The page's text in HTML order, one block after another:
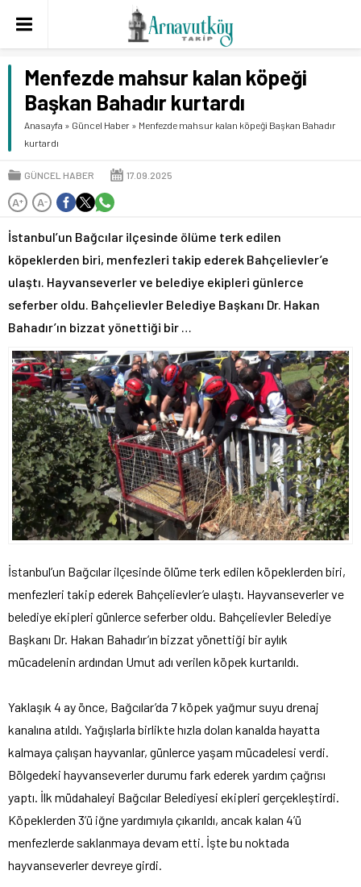
Menfezde mahsur kalan köpeği
Başkan Bahadır kurtardı
Anasayfa » Güncel Haber » Menfezde mahsur kalan köpeği Başkan Bahadır
kurtardı
GÜNCEL HABER 17.09.2025
A+ A-
İstanbul’un Bağcılar ilçesinde ölüme terk edilen
köpeklerden biri, menfezleri takip ederek Bahçelievler’e
ulaştı. Hayvanseverler ve belediye ekipleri günlerce
seferber oldu. Bahçelievler Belediye Başkanı Dr. Hakan
Bahadır’ın bizzat yönettiği bir …
İstanbul’un Bağcılar ilçesinde ölüme terk edilen köpeklerden biri,
menfezleri takip ederek Bahçelievler’e ulaştı. Hayvanseverler ve
belediye ekipleri günlerce seferber oldu. Bahçelievler Belediye
Başkanı Dr. Hakan Bahadır’ın bizzat yönettiği bir aylık
mücadelenin ardından Umut adı verilen köpek kurtarıldı.
Yaklaşık 4 ay önce, Bağcılar’da 7 köpek yağmur suyu drenaj
kanalına atıldı. Yağışlarla birlikte hızla dolan kanalda hayatta
kalmaya çalışan hayvanlar, günlerce yaşam mücadelesi verdi.
Bölgedeki hayvanseverler durumu fark ederek yardım çağrısı
yaptı. İlk müdahaleyi Bağcılar Belediyesi ekipleri gerçekleştirdi.
Köpeklerden 3’ü iğne yardımıyla çıkarıldı, ancak kalan 4’ü
menfezlerde saklanmaya devam etti. İşte bu noktada
hayvanseverler devreye girdi.